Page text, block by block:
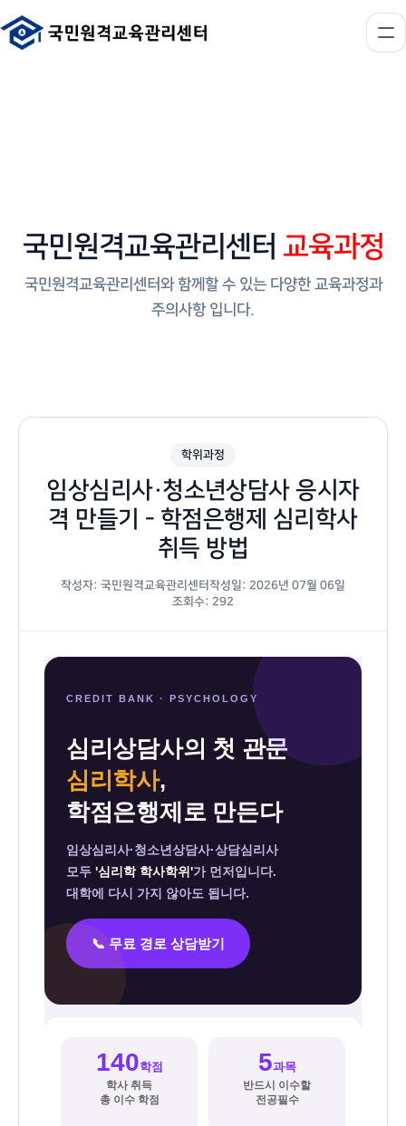
국민원격교육관리센터 교육과정
국민원격교육관리센터와 함께할 수 있는 다양한 교육과정과
주의사항 입니다.
학위과정
임상심리사·청소년상담사 응시자
격 만들기 - 학점은행제 심리학사
취득 방법
작성자: 국민원격교육관리센터 작성일: 2026년 07월 06일
조회수: 292
방
CREDIT BANK · PSYCHOLOGY
심리상담사의 첫 관문
심리학사,
학점은행제로 만든다
임상심리사·청소년상담사·상담심리사
모두 '심리학 학사학위'가 먼저입니다.
대학에 다시 가지 않아도 됩니다.
📞 무료 경로 상담받기
140학점
학사 취득
총 이수 학점
5과목
반드시 이수할
전공필수